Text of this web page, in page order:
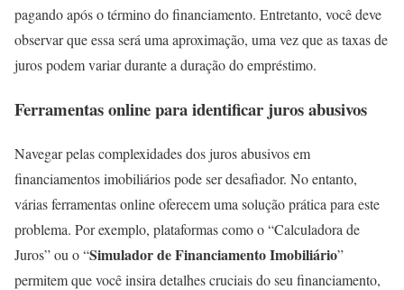
pagando após o término do financiamento. Entretanto, você deve
observar que essa será uma aproximação, uma vez que as taxas de
juros podem variar durante a duração do empréstimo.
Ferramentas online para identificar juros abusivos
Navegar pelas complexidades dos juros abusivos em
financiamentos imobiliários pode ser desafiador. No entanto,
várias ferramentas online oferecem uma solução prática para este
problema. Por exemplo, plataformas como o “Calculadora de
Juros” ou o “Simulador de Financiamento Imobiliário”
permitem que você insira detalhes cruciais do seu financiamento,